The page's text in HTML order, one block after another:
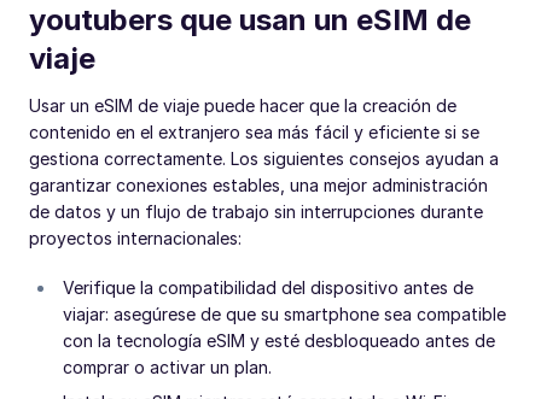
youtubers que usan un eSIM de
viaje
Usar un eSIM de viaje puede hacer que la creación de
contenido en el extranjero sea más fácil y eficiente si se
gestiona correctamente. Los siguientes consejos ayudan a
garantizar conexiones estables, una mejor administración
de datos y un flujo de trabajo sin interrupciones durante
proyectos internacionales:
Verifique la compatibilidad del dispositivo antes de
viajar: asegúrese de que su smartphone sea compatible
con la tecnología eSIM y esté desbloqueado antes de
comprar o activar un plan.